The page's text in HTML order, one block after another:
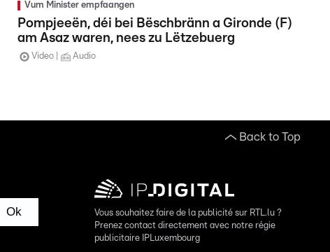
Vum Minister empfaangen
Pompjeeën, déi bei Bëschbränn a Gironde (F)
am Asaz waren, nees zu Lëtzebuerg
Video Audio
Back to Top
Ok
Vous souhaitez faire de la publicité sur RTL.lu ?
Prenez contact directement avec notre régie
publicitaire IPLuxembourg